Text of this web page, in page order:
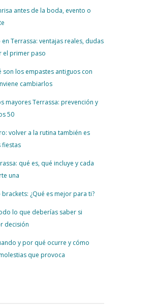
antes de la boda, evento o
Terrassa: ventajas reales, dudas
el primer paso
son los empastes antiguos con
cambiarlos
mayores Terrassa: prevención y
50
volver a la rutina también es
fiestas
qué es, qué incluye y cada
una
¿Qué es mejor para ti?
lo que deberías saber si
decisión
y por qué ocurre y cómo
que provoca